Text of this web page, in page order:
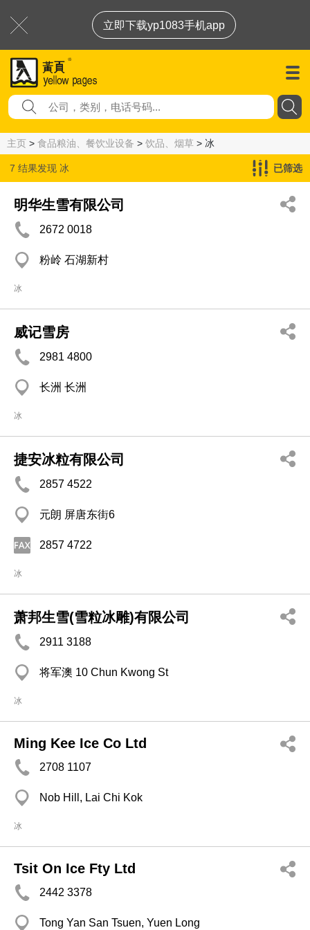
立即下载yp1083手机app
主页 > 食品粮油、餐饮业设备 > 饮品、烟草 > 冰
7 结果发现 冰 已筛选
明华生雪有限公司
2672 0018
粉岭 石湖新村
冰
威记雪房
2981 4800
长洲 长洲
冰
捷安冰粒有限公司
2857 4522
元朗 屏唐东街6
2857 4722
冰
萧邦生雪(雪粒冰雕)有限公司
2911 3188
将军澳 10 Chun Kwong St
冰
Ming Kee Ice Co Ltd
2708 1107
Nob Hill, Lai Chi Kok
冰
Tsit On Ice Fty Ltd
2442 3378
Tong Yan San Tsuen, Yuen Long